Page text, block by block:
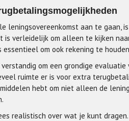
leningsovereenkomst aan te gaan,
is verleidelijk om alleen te kijken
om ook rekening te
om een grondige
ruimte er is voor extra
hebt om niet alleen de
realistisch over wat je kunt